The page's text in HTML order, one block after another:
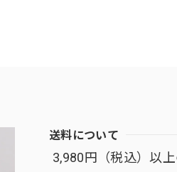
送料について
3,980円（税込）以